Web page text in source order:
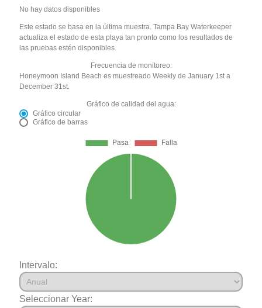
No hay datos disponibles
Este estado se basa en la última muestra. Tampa Bay Waterkeeper
actualiza el estado de esta playa tan pronto como los resultados de
las pruebas estén disponibles.
Frecuencia de monitoreo:
Honeymoon Island Beach es muestreado Weekly de January 1st a
December 31st.
Gráfico de calidad del agua:
Gráfico circular
Gráfico de barras
Intervalo:
Seleccionar Year: